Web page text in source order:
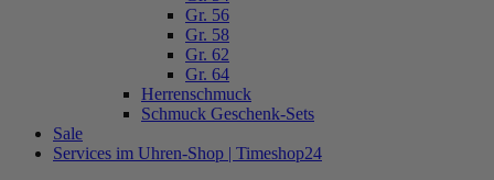
Gr. 56
Gr. 58
Gr. 62
Gr. 64
Herrenschmuck
Schmuck Geschenk-Sets
Sale
Services im Uhren-Shop | Timeshop24